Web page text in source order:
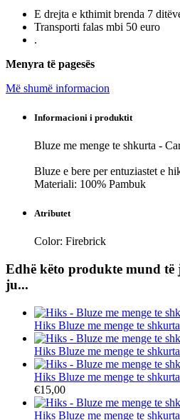
E drejta e kthimit brenda 7
Transporti falas mbi 50 euro
.
Menyra të pagesës
Më shumë informacion
Informacioni i produktit
Bluze me menge te shkurta -
Bluze e bere per entuziastet e
Materiali: 100% Pambuk
Atributet
Color: Firebrick
Edhë këto produkte mund të
ju...
Hiks Bluze me menge te
Hiks Bluze me menge te
Hiks Bluze me menge te
€15,00
Hiks Bluze me menge te